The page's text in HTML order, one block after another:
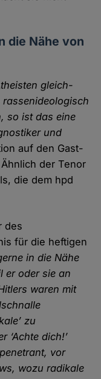
die Nähe von
gleich­
so ist das eine
und
auf den Gast­
der Tenor
die dem hpd
des
für die heftigen
in die Nähe
er oder sie an
waren mit
zu
‘Achte dich!’
vor
wozu radikale